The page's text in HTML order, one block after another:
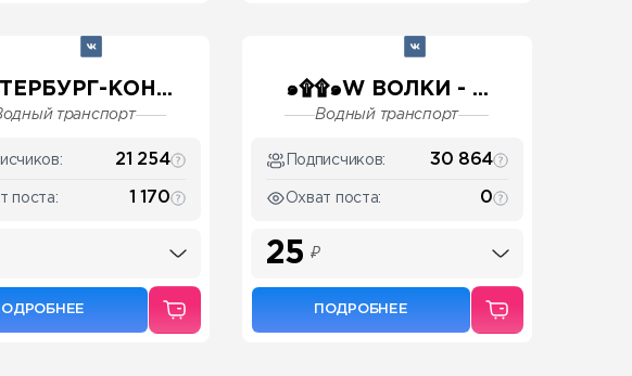
КОН...
транспорт
21 254
поста: 1 170
๑۩۩๑W ВОЛКИ - ...
Водный транспорт
Подписчиков: 30 864
Охват поста: 0
25 ₽
ПОДРОБНЕЕ